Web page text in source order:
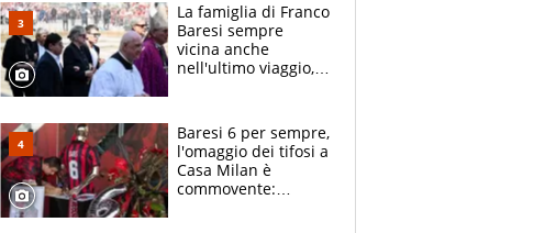
La famiglia di Franco
Baresi sempre
vicina anche
nell'ultimo viaggio,
circondati
dall'affetto dei tifosi
Baresi 6 per sempre,
l'omaggio dei tifosi a
Casa Milan è
commovente: